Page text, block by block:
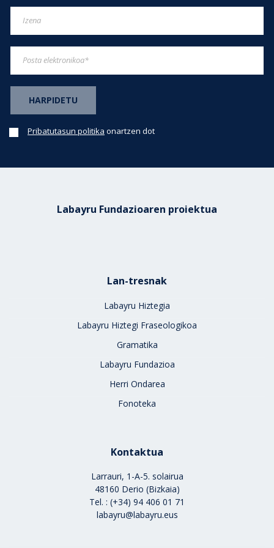
Pribatutasun politika onartzen dot
Labayru Fundazioaren proiektua
Lan-tresnak
Labayru Hiztegia
Labayru Hiztegi Fraseologikoa
Gramatika
Labayru Fundazioa
Herri Ondarea
Fonoteka
Kontaktua
Larrauri, 1-A-5. solairua
48160 Derio (Bizkaia)
Tel. : (+34) 94 406 01 71
labayru@labayru.eus